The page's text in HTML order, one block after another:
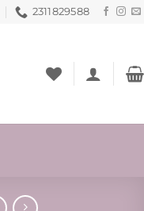
2311829588